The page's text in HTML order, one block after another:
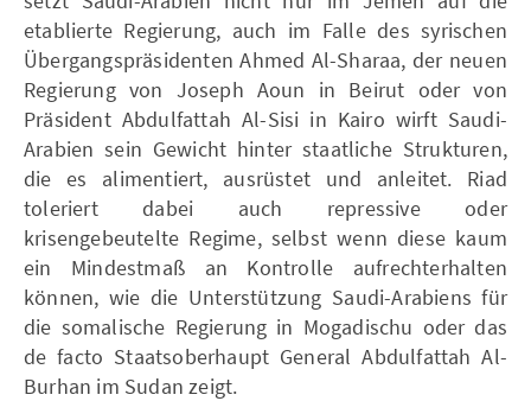
etablierte Regierung, auch im Falle des syrischen
Übergangspräsidenten Ahmed Al-Sharaa, der neuen
Regierung von Joseph Aoun in Beirut oder von
Präsident Abdulfattah Al-Sisi in Kairo wirft Saudi-
Arabien sein Gewicht hinter staatliche Strukturen,
die es alimentiert, ausrüstet und anleitet. Riad
toleriert dabei auch repressive oder
krisengebeutelte Regime, selbst wenn diese kaum
ein Mindestmaß an Kontrolle aufrechterhalten
können, wie die Unterstützung Saudi-Arabiens für
die somalische Regierung in Mogadischu oder das
de facto Staatsoberhaupt General Abdulfattah Al-
Burhan im Sudan zeigt.